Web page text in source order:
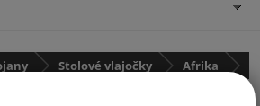
Stolové vlajočky Afrika